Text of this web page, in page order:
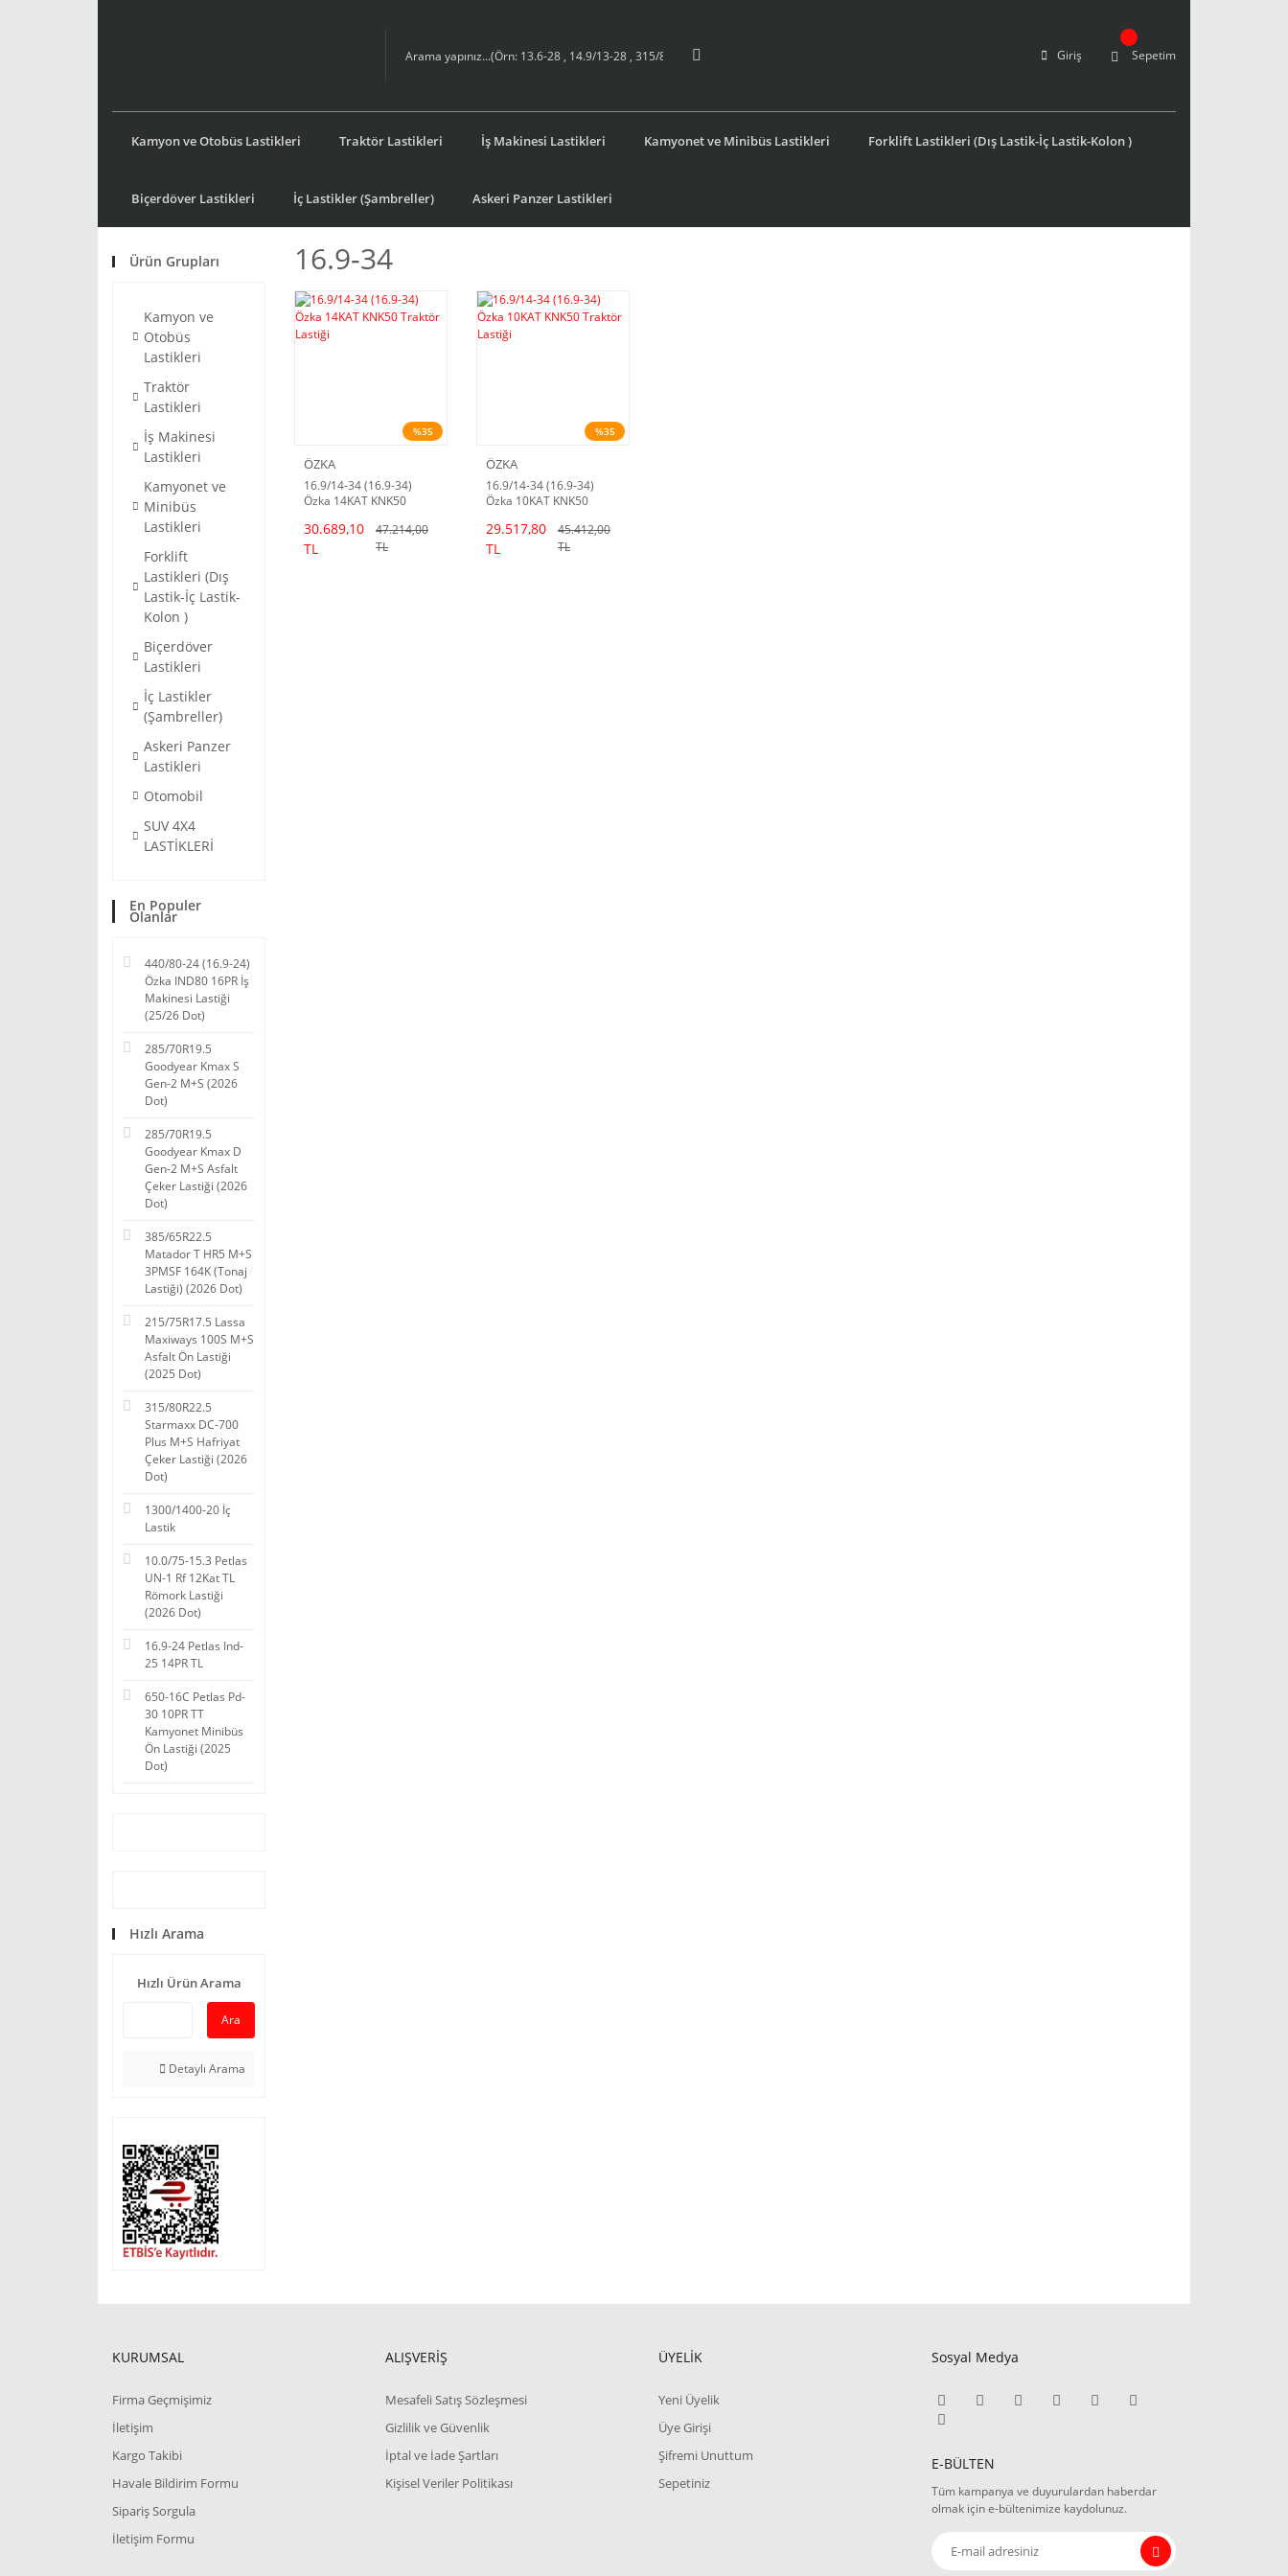
Giriş Sepetim
Kamyon ve Otobüs Lastikleri Traktör Lastikleri İş Makinesi Lastikleri Kamyonet ve Minibüs Lastikleri Forklift Lastikleri (Dış Lastik-İç Lastik-Kolon )
Biçerdöver Lastikleri İç Lastikler (Şambreller) Askeri Panzer Lastikleri
Ürün Grupları
Kamyon ve
Otobüs
Lastikleri
Traktör
Lastikleri
İş Makinesi
Lastikleri
Kamyonet ve
Minibüs
Lastikleri
Forklift
Lastikleri (Dış
Lastik-İç Lastik-
Kolon )
Biçerdöver
Lastikleri
İç Lastikler
(Şambreller)
Askeri Panzer
Lastikleri
Otomobil
SUV 4X4
LASTİKLERİ
En Populer
Olanlar
440/80-24 (16.9-24)
Özka IND80 16PR İş
Makinesi Lastiği
(25/26 Dot)
285/70R19.5
Goodyear Kmax S
Gen-2 M+S (2026
Dot)
285/70R19.5
Goodyear Kmax D
Gen-2 M+S Asfalt
Çeker Lastiği (2026
Dot)
385/65R22.5
Matador T HR5 M+S
3PMSF 164K (Tonaj
Lastiği) (2026 Dot)
215/75R17.5 Lassa
Maxiways 100S M+S
Asfalt Ön Lastiği
(2025 Dot)
315/80R22.5
Starmaxx DC-700
Plus M+S Hafriyat
Çeker Lastiği (2026
Dot)
1300/1400-20 İç
Lastik
10.0/75-15.3 Petlas
UN-1 Rf 12Kat TL
Römork Lastiği
(2026 Dot)
16.9-24 Petlas Ind-
25 14PR TL
650-16C Petlas Pd-
30 10PR TT
Kamyonet Minibüs
Ön Lastiği (2025
Dot)
Hızlı Arama
Hızlı Ürün Arama
Ara
Detaylı Arama
16.9-34
%35
ÖZKA
16.9/14-34 (16.9-34)
Özka 14KAT KNK50
30.689,10
TL
47.214,00
TL
%35
ÖZKA
16.9/14-34 (16.9-34)
Özka 10KAT KNK50
29.517,80
TL
45.412,00
TL
KURUMSAL
Firma Geçmişimiz
İletişim
Kargo Takibi
Havale Bildirim Formu
Sipariş Sorgula
İletişim Formu
ALIŞVERİŞ
Mesafeli Satış Sözleşmesi
Gizlilik ve Güvenlik
İptal ve İade Şartları
Kişisel Veriler Politikası
ÜYELİK
Yeni Üyelik
Üye Girişi
Şifremi Unuttum
Sepetiniz
Sosyal Medya
E-BÜLTEN
Tüm kampanya ve duyurulardan haberdar
olmak için e-bültenimize kaydolunuz.